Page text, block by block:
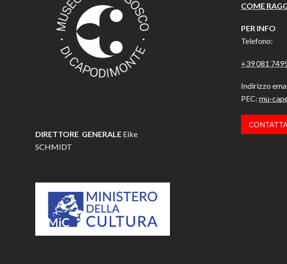
DIRETTORE GENERALE Eike
SCHMIDT
COME
PER INFO
Telefono:
+39 081
Indirizzo
PEC: mu-